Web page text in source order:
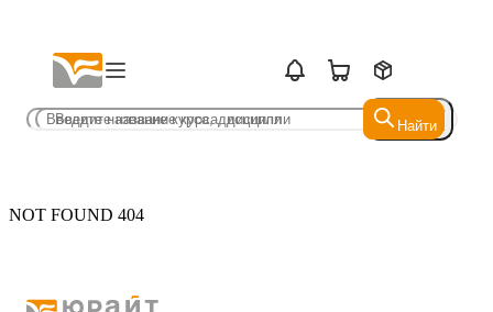
Найти
Найти
NOT FOUND 404